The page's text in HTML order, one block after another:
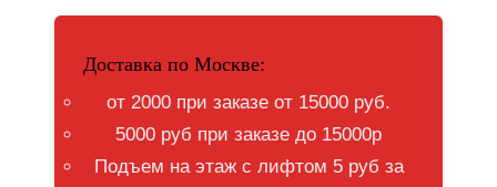
Доставка по Москве:
от 2000 при заказе от 15000 руб.
5000 руб при заказе до 15000р
Подъем на этаж с лифтом 5 руб за